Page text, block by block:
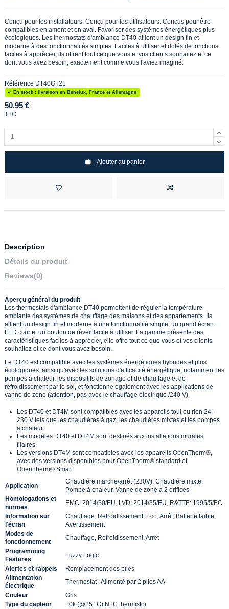
Conçu pour les installateurs. Conçu pour les utilisateurs. Conçus pour être
compatibles en amont et en aval. Favoriser des systèmes énergétiques plus
écologiques. Les thermostats d'ambiance DT40 allient un design fin et
moderne à des fonctionnalités simples. Faciles à utiliser et dotés de fonctions
faciles à apprécier, ils offrent tout ce que vous et vos clients souhaitez et ce
dont vous avez besoin, exactement comme vous l'aviez imaginé.
Référence DT40GT21
En stock : livraison en Benelux, France et Allemagne
50,95 €
TTC
Ajouter au panier
Description
Détails du produit
Reviews(0)
Aperçu général du produit
Les thermostats d'ambiance DT40 permettent de réguler la température
ambiante des systèmes de chauffage des maisons et des appartements. Ils
allient un design fin et moderne à une fonctionnalité simple, un grand écran
LED clair et un bouton de réveil facile à utiliser. La gamme présente des
caractéristiques faciles à apprécier, elle offre tout ce que vous et vos clients
souhaitez et ce dont vous avez besoin.
Le DT40 est compatible avec les systèmes énergétiques hybrides et plus
écologiques, ainsi qu'avec les solutions d'efficacité énergétique, notamment les
pompes à chaleur, les dispositifs de zonage et de chauffage et de
refroidissement par le sol, et fonctionne également avec les applications de
vanne de zone (attention, pas avec le chauffage électrique /240 V).
Les DT40 et DT4M sont compatibles avec les appareils tout ou rien 24-
230 V tels que les chaudières à gaz, les chaudières mixtes et les pompes
à chaleur.
Les modèles DT40 et DT4M sont destinés aux installations murales
filaires.
Les versions DT4M sont compatibles avec les appareils OpenTherm®,
avec des versions disponibles pour OpenTherm® standard et
OpenTherm® Smart
Application
Chaudière marche/arrêt (230V), Chaudière mixte,
Pompe à chaleur, Vanne de zone à 2 orifices
Homologations et
normes
EMC: 2014/30/EU, LVD: 2014/35/EU, R&TTE: 1995/5/EC
Information sur
l'écran
Chauffage, Refroidissement, Eco, Arrêt, Batterie faible,
Avertissement
Modes de
fonctionnement
Chauffage, Refroidissement, Arrêt
Programming
Features
Fuzzy Logic
Alertes et rappels
Remplacement des piles
Alimentation
électrique
Thermostat : Alimenté par 2 piles AA
Couleur
Gris
Type du capteur
10k (@25 °C) NTC thermistor